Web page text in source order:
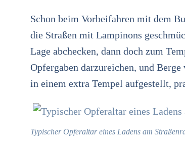
Schon beim Vorbeifahren mit dem
die Straßen mit Lampinons
Lage abchecken, dann doch zum
Opfergaben darzureichen, und
in einem extra Tempel aufgestellt,
Typischer Opferaltar eines Ladens am